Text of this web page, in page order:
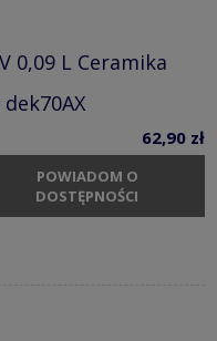
0,09 L Ceramika
62,90 zł
POWIADOM O
DOSTĘPNOŚCI